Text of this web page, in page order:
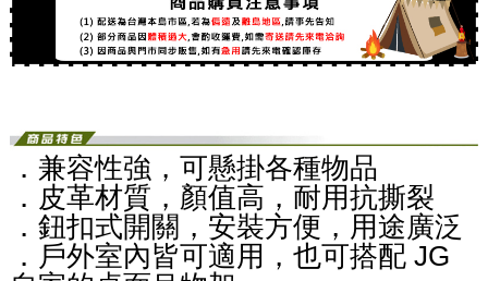
．兼容性強，可懸掛各種物品
．皮革材質，顏值高，耐用抗撕裂
．鈕扣式開關，安裝方便，用途廣泛
．戶外室內皆可適用，也可搭配 JG